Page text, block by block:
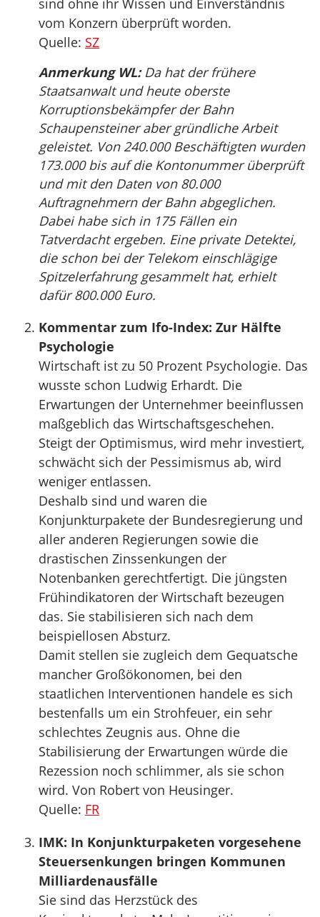
sind ohne ihr Wissen und Einverständnis
vom Konzern überprüft worden.
Quelle: SZ
Anmerkung WL:Da hat der frühere
Staatsanwalt und heute oberste
Korruptionsbekämpfer der Bahn
Schaupensteiner aber gründliche Arbeit
geleistet. Von 240.000 Beschäftigten wurden
173.000 bis auf die Kontonummer überprüft
und mit den Daten von 80.000
Auftragnehmern der Bahn abgeglichen.
Dabei habe sich in 175 Fällen ein
Tatverdacht ergeben. Eine private Detektei,
die schon bei der Telekom einschlägige
Spitzelerfahrung gesammelt hat, erhielt
dafür 800.000 Euro.
Kommentar zum Ifo-Index: Zur Hälfte
Psychologie
Wirtschaft ist zu 50 Prozent Psychologie. Das
wusste schon Ludwig Erhardt. Die
Erwartungen der Unternehmer beeinflussen
maßgeblich das Wirtschaftsgeschehen.
Steigt der Optimismus, wird mehr investiert,
schwächt sich der Pessimismus ab, wird
weniger entlassen.
Deshalb sind und waren die
Konjunkturpakete der Bundesregierung und
aller anderen Regierungen sowie die
drastischen Zinssenkungen der
Notenbanken gerechtfertigt. Die jüngsten
Frühindikatoren der Wirtschaft bezeugen
das. Sie stabilisieren sich nach dem
beispiellosen Absturz.
Damit stellen sie zugleich dem Gequatsche
mancher Großökonomen, bei den
staatlichen Interventionen handele es sich
bestenfalls um ein Strohfeuer, ein sehr
schlechtes Zeugnis aus. Ohne die
Stabilisierung der Erwartungen würde die
Rezession noch schlimmer, als sie schon
wird. Von Robert von Heusinger.
Quelle: FR
IMK: In Konjunkturpaketen vorgesehene
Steuersenkungen bringen Kommunen
Milliardenausfälle
Sie sind das Herzstück des